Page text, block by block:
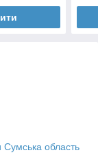
Сумська область